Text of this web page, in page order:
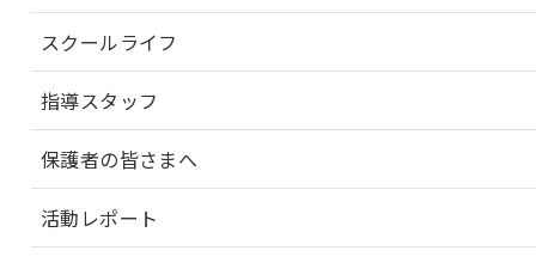
スクールライフ
指導スタッフ
保護者の皆さまへ
活動レポート